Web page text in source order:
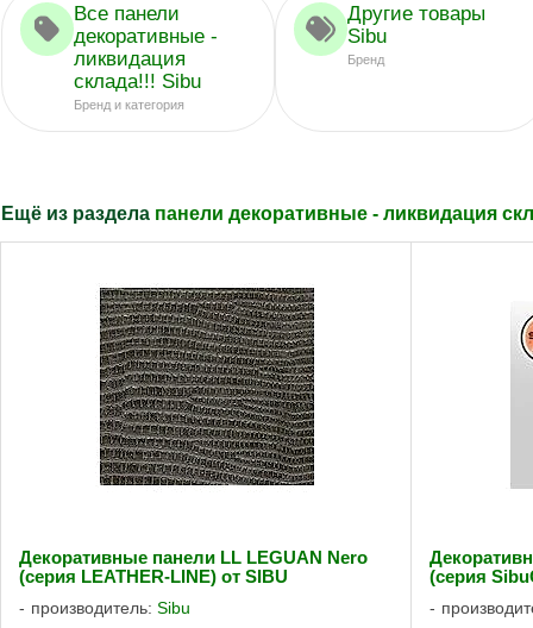
Все панели
декоративные -
ликвидация
склада!!! Sibu
Бренд и категория
Другие товары
Sibu
Бренд
Ещё из раздела панели декоративные - ликвидация
Декоративные панели LL LEGUAN Nero
(серия LEATHER-LINE) от SIBU
производитель: Sibu
(серия